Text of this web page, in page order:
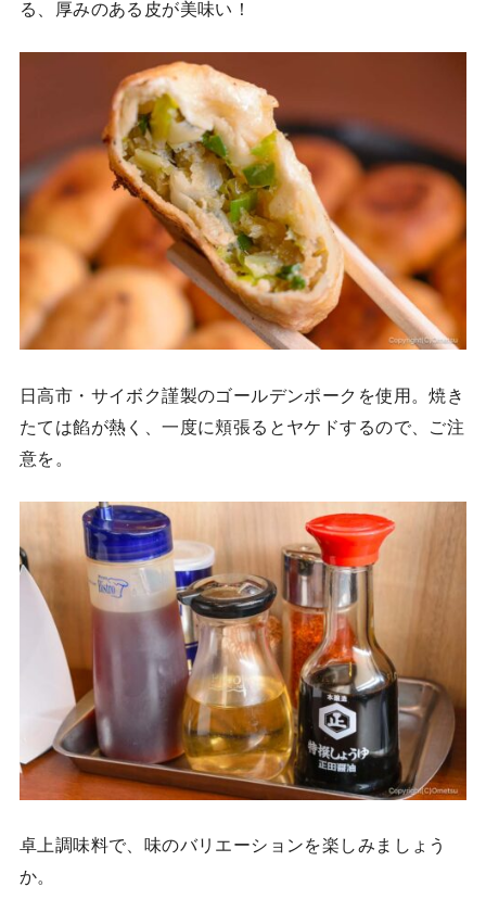
る、厚みのある皮が美味い！
日高市・サイボク謹製のゴールデンポークを使用。焼き
たては餡が熱く、一度に頬張るとヤケドするので、ご注
意を。
卓上調味料で、味のバリエーションを楽しみましょう
か。